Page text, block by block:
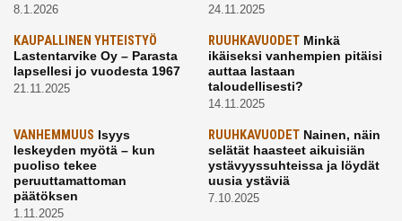
8.1.2026 24.11.2025
KAUPALLINEN YHTEISTYÖ
Lastentarvike Oy – Parasta
lapsellesi jo vuodesta 1967
21.11.2025
RUUHKAVUODETMinkä
ikäiseksi vanhempien pitäisi
auttaa lastaan
taloudellisesti?
14.11.2025
VANHEMMUUS Isyys
leskeyden myötä – kun
puoliso tekee
peruuttamattoman
päätöksen
1.11.2025
RUUHKAVUODETNainen, näin
selätät haasteet aikuisiän
ystävyyssuhteissa ja löydät
uusia ystäviä
7.10.2025